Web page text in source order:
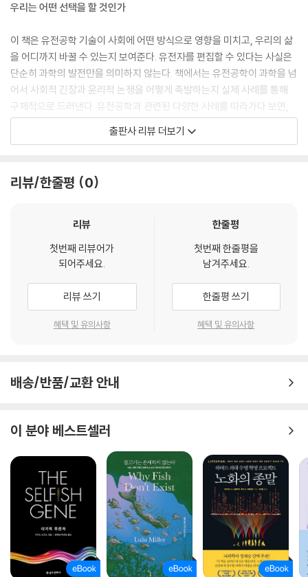
우리는 어떤 선택을 할 것인가
이 책은 유전공학 기술이 사회에 어떤 방식으로 영향을 미치고, 우리의 삶
을 어디까지 바꿀 수 있는지 보여준다. 유전자를 편집할 수 있다는 사실은
단순히 과학의 발전만을 의미하지 않는다. 책에서는 유전공학이 과학을 넘
어서 사회적 긴장과 윤리적 논쟁을 어떻게 촉발하는지 실제 사례를 통해
구체적으로 드러낸다. 유전공학과 관련된 다양한 사례를 따라가다 보면,
기술이 더 이상 과학의 울타리 안에만 머무를 수 없다는 사실을 실감하게
으로 연결한다는 점이다. 과학 기술은 항상 사회적 맥락과 긴밀하게 연결
싼 의사결정을 소수 전문가의 판단에만 맡겨서는 안 된다고 말한다. 유전
이 책은 유전자 편집 기술의 역사부터 크리스퍼 기술의 원리, 인간 배아 편
집, 생물학 무기, 유전자 조작 식품에 이르기까지 유전공학의 핵심 주제를
폭넓게 다룬다. 유전공학에 익숙하지 않은 독자도 내용을 이해하는 데 어
려움이 없도록 구성되어 있으며, 각 사례는 유전자 기술의 한계와 잠재적
이 책은 단순히 지식을 전달하는 교양서가 아니다. 과학 기술이 사회에서
치 판단이 필요한 분야임을 설득력 있게 보여준다. 과학을 둘러싼 질문과
윤리적 고민을 함께 제시하는 이 책은 기술의 사회적 책임을 묻는 데 중요
한 역할을 한다.
또한 생명과학, 과학사, 과학기술학 등 다양한 관점을 유기적으로 결합하
여 분야 간의 경계를 넘나들며 통합적인 시각을 제시한다. 과학자, 정책 입
안자, 의료인뿐만 아니라 과학 기술에 관심 있는 모든 사람에게 유익한 내
용을 담고 있다. 유전공학 기술이 사회적 공론의 중심으로 떠오른 지금, 이
책은 책임감 있는 판단을 위한 필수 지식과 균형 잡힌 시각을 지닐 수 있도
출판사 리뷰 더보기
리뷰/한줄평 0
리뷰
첫번째 리뷰어가
되어주세요.
리뷰 쓰기
혜택 및 유의사항
한줄평
첫번째 한줄평을
남겨주세요.
한줄평 쓰기
혜택 및 유의사항
배송/반품/교환 안내
이 분야 베스트셀러